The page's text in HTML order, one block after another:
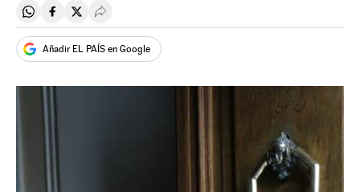
Compartir en Whatsapp
Compartir en Facebook
Compartir en Twitter
Desplegar Redes Sociales
Añadir EL PAÍS en Google